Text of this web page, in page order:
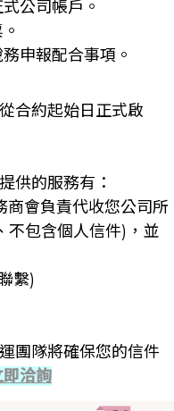
公司帳戶。
申報配合事項。
合約起始日正式啟
供的服務有：
會負責代收您公司所
不包含個人信件)，並
繫)
團隊將確保您的信件
即洽詢